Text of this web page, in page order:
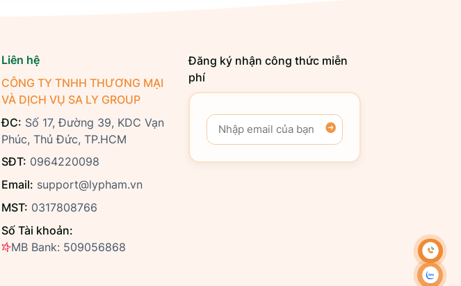
Liên hệ
CÔNG TY TNHH THƯƠNG MẠI
VÀ DỊCH VỤ SA LY GROUP
ĐC: Số 17, Đường 39, KDC Vạn
Phúc, Thủ Đức, TP.HCM
SĐT: 0964220098
Email: support@lypham.vn
MST: 0317808766
Số Tài khoản:
MB Bank: 509056868
Đăng ký nhận công thức miễn
phí